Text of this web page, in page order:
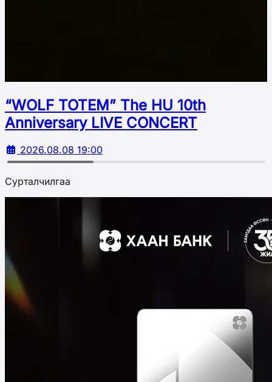
“WOLF TOTEM” The HU 10th
Аnniversary LIVE CONCERT
2026.08.08 19:00
Сурталчилгаа